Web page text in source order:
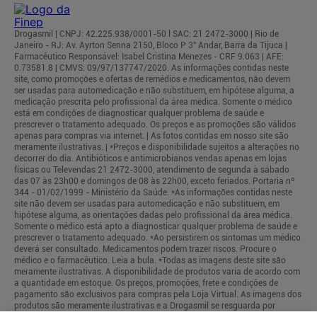
Drogasmil | CNPJ: 42.225.938/0001-50 l SAC: 21 2472-3000 | Rio de
Janeiro - RJ: Av. Ayrton Senna 2150, Bloco P 3° Andar, Barra da Tijuca |
Farmacêutico Responsável: Isabel Cristina Menezes - CRF 9.063 | AFE:
0.73581.8 | CMVS: 09/97/137747/2020. As informações contidas neste
site, como promoções e ofertas de remédios e medicamentos, não devem
ser usadas para automedicação e não substituem, em hipótese alguma, a
medicação prescrita pelo profissional da área médica. Somente o médico
está em condições de diagnosticar qualquer problema de saúde e
prescrever o tratamento adequado. Os preços e as promoções são válidos
apenas para compras via internet. | As fotos contidas em nosso site são
meramente ilustrativas. | *Preços e disponibilidade sujeitos a alterações no
decorrer do dia. Antibióticos e antimicrobianos vendas apenas em lojas
físicas ou Televendas 21 2472-3000, atendimento de segunda à sábado
das 07 às 23h00 e domingos de 08 às 22h00, exceto feriados. Portaria nº
344 - 01/02/1999 - Ministério da Saúde. *As informações contidas neste
site não devem ser usadas para automedicação e não substituem, em
hipótese alguma, as orientações dadas pelo profissional da área médica.
Somente o médico está apto a diagnosticar qualquer problema de saúde e
prescrever o tratamento adequado. *Ao persistirem os sintomas um médico
deverá ser consultado. Medicamentos podem trazer riscos. Procure o
médico e o farmacêutico. Leia a bula. *Todas as imagens deste site são
meramente ilustrativas. A disponibilidade de produtos varia de acordo com
a quantidade em estoque. Os preços, promoções, frete e condições de
pagamento são exclusivos para compras pela Loja Virtual. As imagens dos
produtos são meramente ilustrativas e a Drogasmil se resguarda por